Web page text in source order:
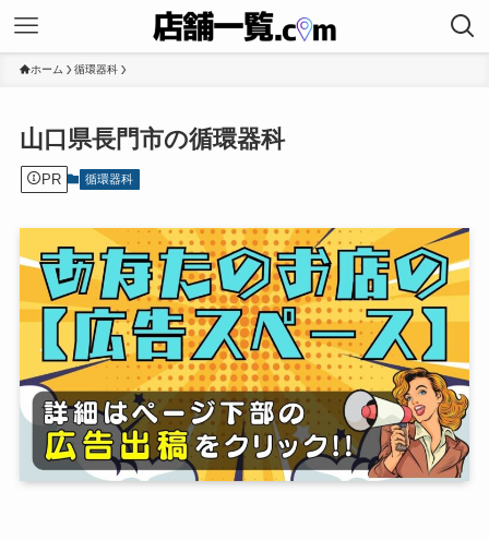
ホーム 循環器科
山口県長門市の循環器科
PR 循環器科